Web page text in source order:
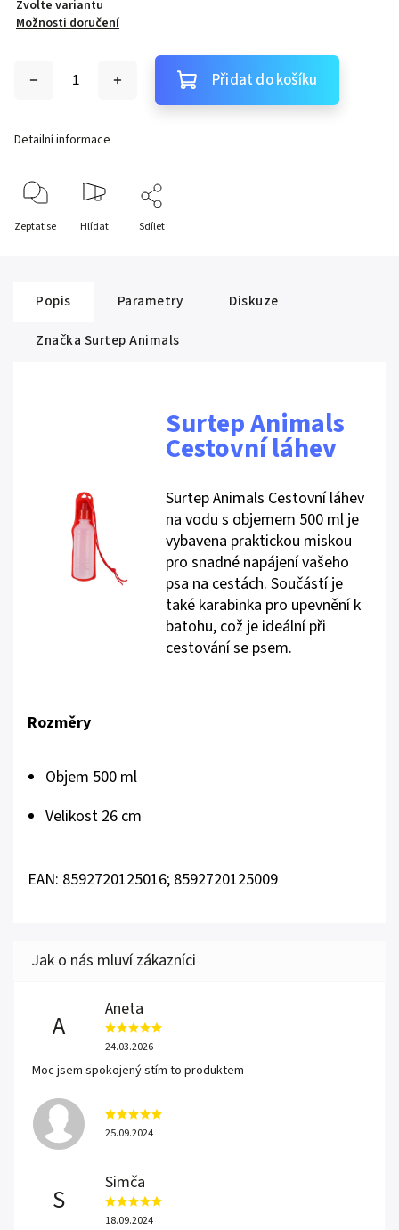
Zvolte variantu
Možnosti doručení
Přidat do košíku
Detailní informace
Zeptat se Hlídat Sdílet
Popis Parametry
Diskuze
Značka Surtep Animals
Surtep Animals
Cestovní láhev
Surtep Animals Cestovní láhev
na vodu s objemem 500 ml je
vybavena praktickou miskou
pro snadné napájení vašeho
psa na cestách. Součástí je
také karabinka pro upevnění k
batohu, což je ideální při
cestování se psem.
Rozměry
Objem 500 ml
Velikost 26 cm
EAN: 8592720125016; 8592720125009
A
Aneta
24.03.2026
Moc jsem spokojený stím to produktem
25.09.2024
S
Simča
18.09.2024